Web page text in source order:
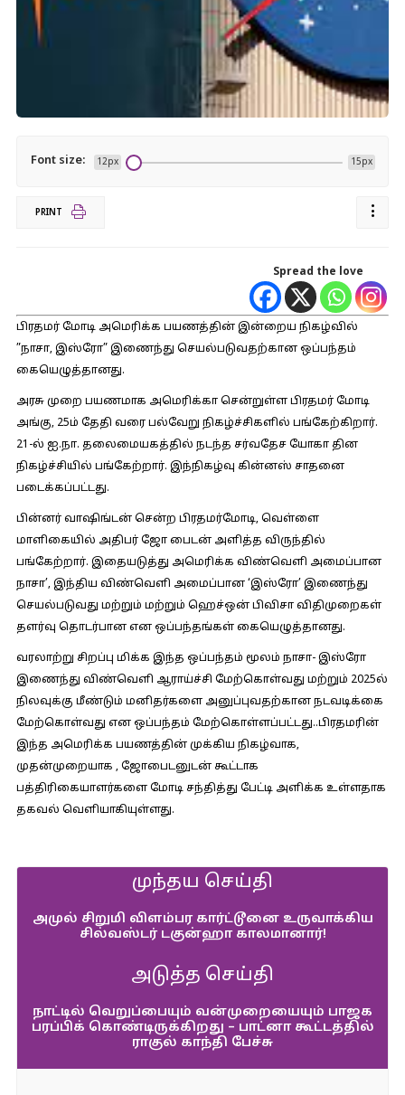
Font size: 12px 15px
PRINT
Spread the love
பிரதமர் மோடி அமெரிக்க பயணத்தின் இன்றைய நிகழ்வில்
”நாசா, இஸ்ரோ” இணைந்து செயல்படுவதற்கான ஒப்பந்தம்
கையெழுத்தானது.
அரசு முறை பயணமாக அமெரிக்கா சென்றுள்ள பிரதமர் மோடி
அங்கு, 25ம் தேதி வரை பல்வேறு நிகழ்ச்சிகளில் பங்கேற்கிறார்.
21-ல் ஐ.நா. தலைமையகத்தில் நடந்த சர்வதேச யோகா தின
நிகழ்ச்சியில் பங்கேற்றார். இந்நிகழ்வு கின்னஸ் சாதனை
படைக்கப்பட்டது.
பின்னர் வாஷிங்டன் சென்ற பிரதமர்மோடி, வெள்ளை
மாளிகையில் அதிபர் ஜோ பைடன் அளித்த விருந்தில்
பங்கேற்றார். இதையடுத்து அமெரிக்க விண்வெளி அமைப்பான
நாசா’, இந்திய விண்வெளி அமைப்பான ‘இஸ்ரோ’ இணைந்து
செயல்படுவது மற்றும் மற்றும் ஹெச்ஒன் பிவிசா விதிமுறைகள்
தளர்வு தொடர்பான என ஒப்பந்தங்கள் கையெழுத்தானது.
வரலாற்று சிறப்பு மிக்க இந்த ஒப்பந்தம் மூலம் நாசா- இஸ்ரோ
இணைந்து விண்வெளி ஆராய்ச்சி மேற்கொள்வது மற்றும் 2025ல்
நிலவுக்கு மீண்டும் மனிதர்களை அனுப்புவதற்கான நடவடிக்கை
மேற்கொள்வது என ஒப்பந்தம் மேற்கொள்ளப்பட்டது..பிரதமரின்
இந்த அமெரிக்க பயணத்தின் முக்கிய நிகழ்வாக,
முதன்முறையாக , ஜோபைடனுடன் கூட்டாக
பத்திரிகையாளர்களை மோடி சந்தித்து பேட்டி அளிக்க உள்ளதாக
தகவல் வெளியாகியுள்ளது.
முந்தய செய்தி
அமுல் சிறுமி விளம்பர கார்ட்டூனை உருவாக்கிய
சில்வஸ்டர் டகுன்ஹா காலமானார்!
அடுத்த செய்தி
நாட்டில் வெறுப்பையும் வன்முறையையும் பாஜக
பரப்பிக் கொண்டிருக்கிறது – பாட்னா கூட்டத்தில்
ராகுல் காந்தி பேச்சு